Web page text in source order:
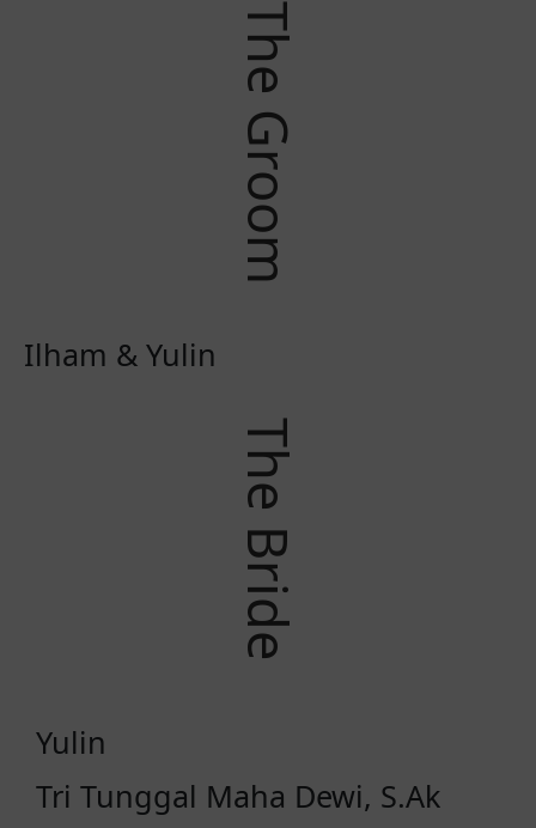
The Groom
Ilham & Yulin
The Bride
Yulin
Tri Tunggal Maha Dewi, S.Ak